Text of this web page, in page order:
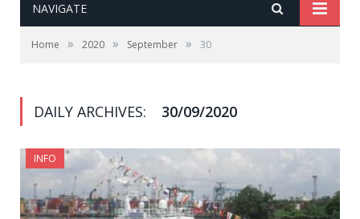
NAVIGATE
Home » 2020 » September » 30
DAILY ARCHIVES: 30/09/2020
INFO